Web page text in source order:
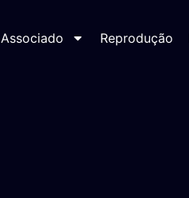
Associado Reprodução